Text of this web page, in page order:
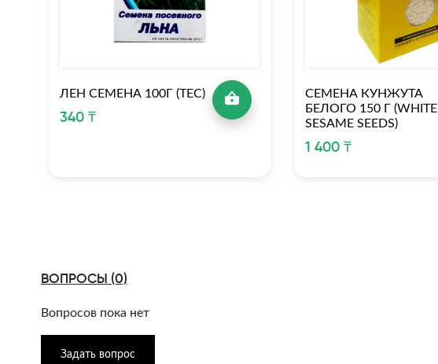
ЛЕН СЕМЕНА 100Г (ТЕС)
340 ₸
СЕМЕНА КУНЖУТА
БЕЛОГО 150 Г (WHITE
SESAME SEEDS)
1 400 ₸
ВОПРОСЫ (0)
Вопросов пока нет
Задать вопрос